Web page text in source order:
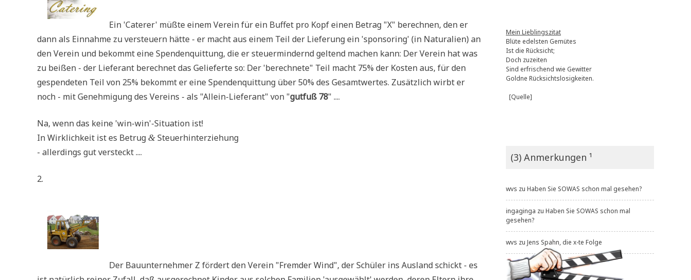
Ein 'Cate­rer' müß­te einem Ver­ein für ein Buf­fet pro Kopf einen Betrag "X" berech­nen, den er
dann als Ein­nah­me zu ver­steu­ern hät­te - er macht aus einem Teil der Lie­fe­rung ein 'spon­so­ring' (in Natu­ra­li­en) an
den Ver­ein und bekommt eine Spen­den­quit­tung, die er steu­er­min­dernd gel­tend machen kann: Der Ver­ein hat was
zu bei­ßen - der Lie­fe­rant berech­net das Gelie­fer­te so: Der 'berech­ne­te" Teil macht 75% der Kosten aus, für den
gespen­de­ten Teil von 25% bekommt er eine Spen­den­quit­tung über 50% des Gesamt­wer­tes. Zusätz­lich wirbt er
noch - mit Geneh­mi­gung des Ver­eins - als "Allein-Lie­fe­rant" von "gut­fuß 78" ....
Na, wenn das kei­ne 'win-win'-Situation ist!
In Wirk­lich­keit ist es Betrug & Steuerhinterziehung
- aller­dings gut versteckt ....
2.
Der Bau­un­ter­neh­mer Z för­dert den Ver­ein "Frem­der Wind", der Schü­ler ins Aus­land schickt - es
Mein Lieblingszitat
Blüte edelsten Gemütes
Ist die Rücksicht;
Doch zuzeiten
Sind erfrischend wie Gewitter
Goldne Rücksichtslosigkeiten.
[Quelle]
(3) Anmerkungen ¹
wvs zu Haben Sie SOWAS schon mal gesehen?
ingaginga zu Haben Sie SOWAS schon mal
gesehen?
wvs zu Jens Spahn, die x-te Folge